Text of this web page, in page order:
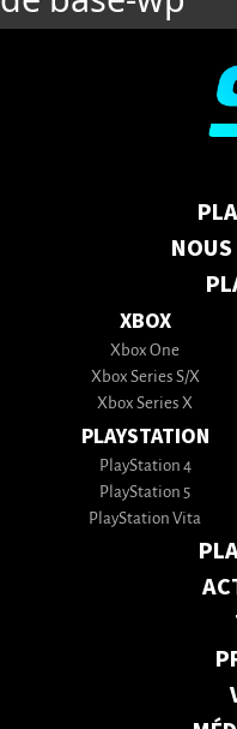
XBOX
Xbox One
Xbox Series S/X
Xbox Series X
PLAYSTATION
PlayStation 4
PlayStation 5
PlayStation Vita